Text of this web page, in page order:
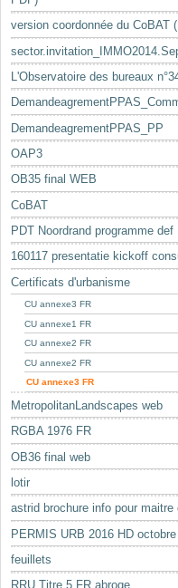
version coordonnée du CoBAT
L'Observatoire des bureaux
DemandeagrementPPAS_PP
OAP3
OB35 final WEB
CoBAT
PDT Noordrand programme def
160117 presentatie kickoff
Certificats d'urbanisme
CU annexe3 FR
CU annexe1 FR
CU annexe2 FR
CU annexe2 FR
CU annexe3 FR
MetropolitanLandscapes web
RGBA 1976 FR
OB36 final web
lotir
astrid brochure info pour maitre
PERMIS URB 2016 HD
feuillets
RRU Titre 5 FR abroge